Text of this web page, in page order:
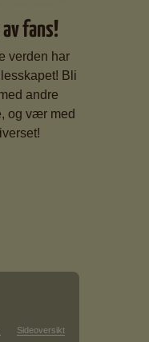
fans!
verden har
Bli
andre
og vær med
Sideoversikt